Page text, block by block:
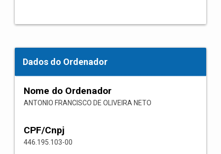
Dados do Ordenador
Nome do Ordenador
ANTONIO FRANCISCO DE OLIVEIRA NETO
CPF/Cnpj
446.195.103-00